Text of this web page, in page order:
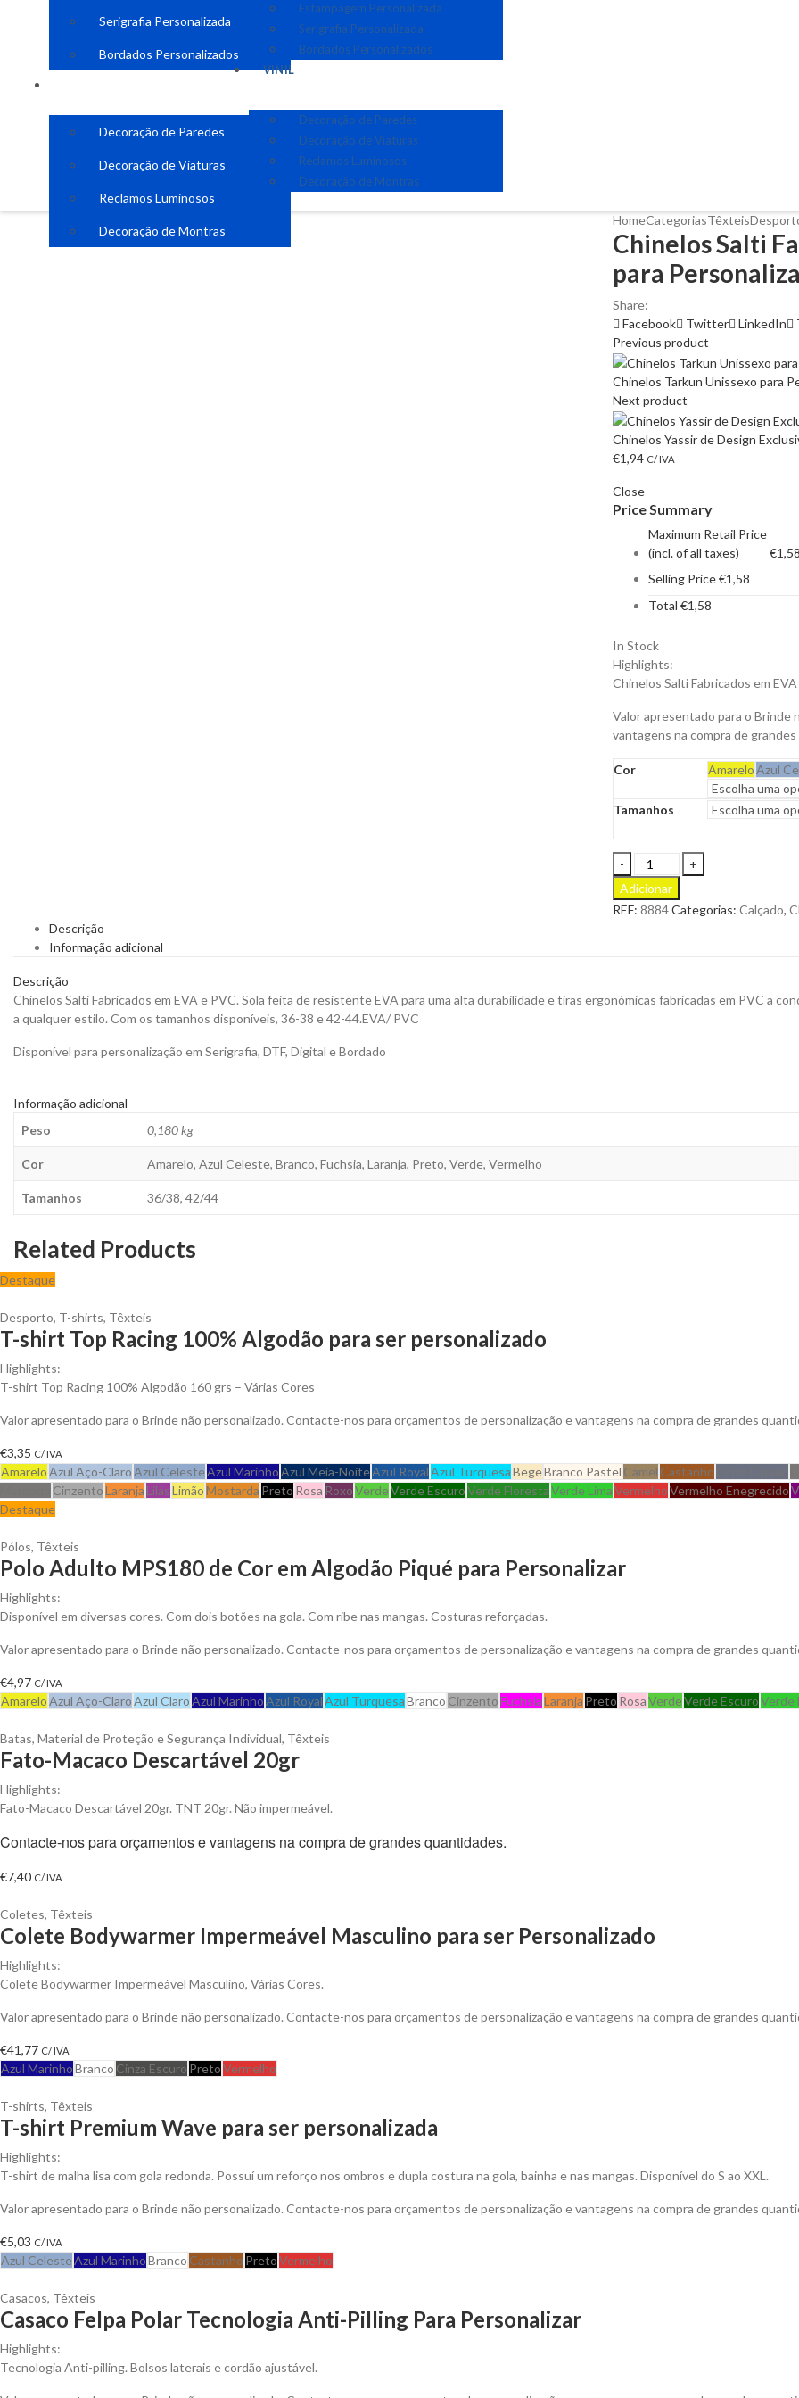
Serigrafia Personalizada
Bordados Personalizados
Decoração de Paredes
Decoração de Viaturas
Reclamos Luminosos
Decoração de Montras
Estampagem Personalizada
Serigrafia Personalizada
Bordados Personalizados
VINIL
Decoração de Paredes
Decoração de Viaturas
Reclamos Luminosos
Decoração de Montras
HomeCategoriasTêxteis
Chinelos Salti
para
Share:
Facebook
Twitter LinkedIn
Previous product
Chinelos Tarkun Unissexo para
Next product
Chinelos Yassir de Design
€1,94 C/ IVA
Close
Price Summary
Maximum Retail Price
(incl. of all taxes)
€1,58
Selling Price€1,58
Total €1,58
In Stock
Highlights:
Chinelos Salti Fabricados em
Valor apresentado para o Brinde
vantagens na compra de
Cor AmareloAzul
Tamanhos
Chinelos
Salti
Fabricados
em
Adicionar
REF: 8884Categorias: Calçado,
Descrição
Informação adicional
Descrição
Chinelos Salti Fabricados em EVA e PVC. Sola feita de resistente EVA para uma alta durabilidade e tiras ergonómicas fabricadas em PVC a
a qualquer estilo. Com os tamanhos disponíveis, 36-38 e 42-44.EVA/ PVC
Disponível para personalização em Serigrafia, DTF, Digital e Bordado
Informação adicional
Peso
0,180 kg
Cor Amarelo, Azul Celeste, Branco, Fuchsia, Laranja, Preto, Verde, Vermelho
Tamanhos 36/38, 42/44
Related Products
Destaque
Desporto, T-shirts, Têxteis
T-shirt Top Racing 100% Algodão para ser personalizado
Highlights:
T-shirt Top Racing 100% Algodão 160 grs – Várias Cores
Valor apresentado para o Brinde não personalizado. Contacte-nos para orçamentos de personalização e vantagens na compra de grandes
€3,35 C/ IVA
AmareloAzul Aço-ClaroAzul CelesteAzul MarinhoAzul Meia-NoiteAzul RoyalAzul TurquesaBegeBranco Pastel Camel Castanho
CinzentoLaranja LilásLimãoMostarda Preto Rosa RoxoVerdeVerde EscuroVerde FlorestaVerde LimaVermelhoVermelho Enegrecido
Destaque
Pólos, Têxteis
Polo Adulto MPS180 de Cor em Algodão Piqué para Personalizar
Highlights:
Disponível em diversas cores. Com dois botões na gola. Com ribe nas mangas. Costuras reforçadas.
Valor apresentado para o Brinde não personalizado. Contacte-nos para orçamentos de personalização e vantagens na compra de grandes
€4,97 C/ IVA
AmareloAzul Aço-ClaroAzul ClaroAzul MarinhoAzul RoyalAzul TurquesaBranco CinzentoFuchsiaLaranja Preto RosaVerdeVerde EscuroVerde
Batas, Material de Proteção e Segurança Individual, Têxteis
Fato-Macaco Descartável 20gr
Highlights:
Fato-Macaco Descartável 20gr. TNT 20gr. Não impermeável.
Contacte-nos para orçamentos e vantagens na compra de grandes quantidades.
€7,40 C/ IVA
Coletes, Têxteis
Colete Bodywarmer Impermeável Masculino para ser Personalizado
Highlights:
Colete Bodywarmer Impermeável Masculino, Várias Cores.
Valor apresentado para o Brinde não personalizado. Contacte-nos para orçamentos de personalização e vantagens na compra de grandes
€41,77 C/ IVA
Azul MarinhoBranco Cinza Escuro PretoVermelho
T-shirts, Têxteis
T-shirt Premium Wave para ser personalizada
Highlights:
T-shirt de malha lisa com gola redonda. Possuí um reforço nos ombros e dupla costura na gola, bainha e nas mangas. Disponível do S ao XXL.
Valor apresentado para o Brinde não personalizado. Contacte-nos para orçamentos de personalização e vantagens na compra de grandes
€5,03 C/ IVA
Azul CelesteAzul MarinhoBranco Castanho PretoVermelho
Casacos, Têxteis
Casaco Felpa Polar Tecnologia Anti-Pilling Para Personalizar
Highlights:
Tecnologia Anti-pilling. Bolsos laterais e cordão ajustável.